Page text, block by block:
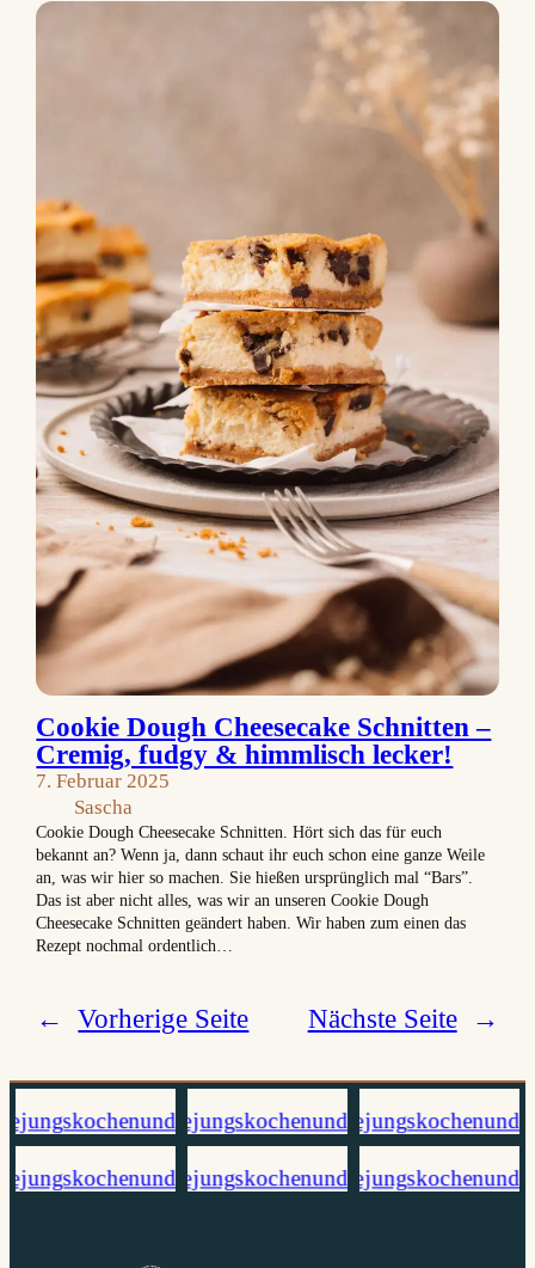
Cookie Dough Cheesecake Schnitten –
Cremig, fudgy & himmlisch lecker!
7. Februar 2025
Sascha
Cookie Dough Cheesecake Schnitten. Hört sich das für euch
bekannt an? Wenn ja, dann schaut ihr euch schon eine ganze Weile
an, was wir hier so machen. Sie hießen ursprünglich mal “Bars”.
Das ist aber nicht alles, was wir an unseren Cookie Dough
Cheesecake Schnitten geändert haben. Wir haben zum einen das
Rezept nochmal ordentlich…
← Vorherige Seite Nächste Seite →